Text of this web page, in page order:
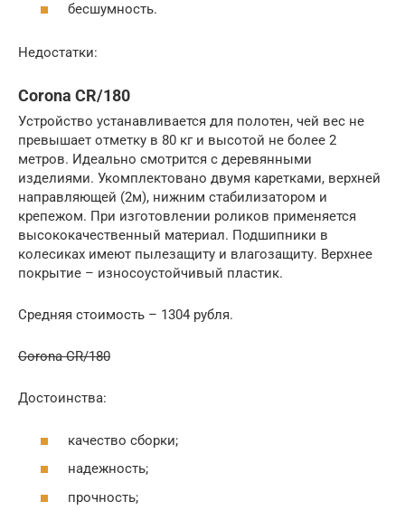
бесшумность.
Недостатки:
Corona CR/180
Устройство устанавливается для полотен, чей вес не
превышает отметку в 80 кг и высотой не более 2
метров. Идеально смотрится с деревянными
изделиями. Укомплектовано двумя каретками, верхней
направляющей (2м), нижним стабилизатором и
крепежом. При изготовлении роликов применяется
высококачественный материал. Подшипники в
колесиках имеют пылезащиту и влагозащиту. Верхнее
покрытие – износоустойчивый пластик.
Средняя стоимость – 1304 рубля.
Corona CR/180
Достоинства:
качество сборки;
надежность;
прочность;